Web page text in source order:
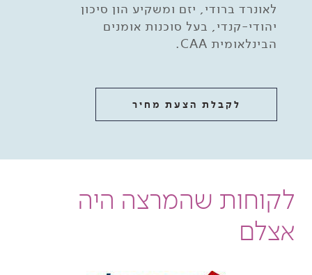
לאונרד ברודי, יזם ומשקיע הון סיכון
יהודי-קנדי, בעל סוכנות אומנים
הבינלאומית CAA.
לקבלת הצעת מחיר
לקוחות שהמרצה היה
אצלם